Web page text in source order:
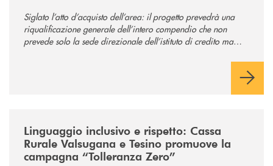
Siglato l’atto d’acquisto dell’area: il progetto prevedrà una
riqualificazione generale dell’intero compendio che non
prevede solo la sede direzionale dell’istituto di credito ma
Linguaggio inclusivo e rispetto: Cassa
Rurale Valsugana e Tesino promuove la
campagna “Tolleranza Zero”